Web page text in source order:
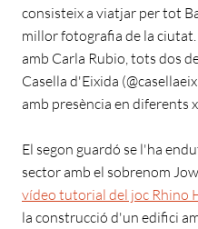
consisteix a viatjar per tot
millor fotografia de la
amb Carla Rubio, tots dos
Casella d'Eixida
amb presència en diferents
El segon guardó se l'ha
sector amb el sobrenom
vídeo tutorial del joc Rhino
la construcció d'un edifici